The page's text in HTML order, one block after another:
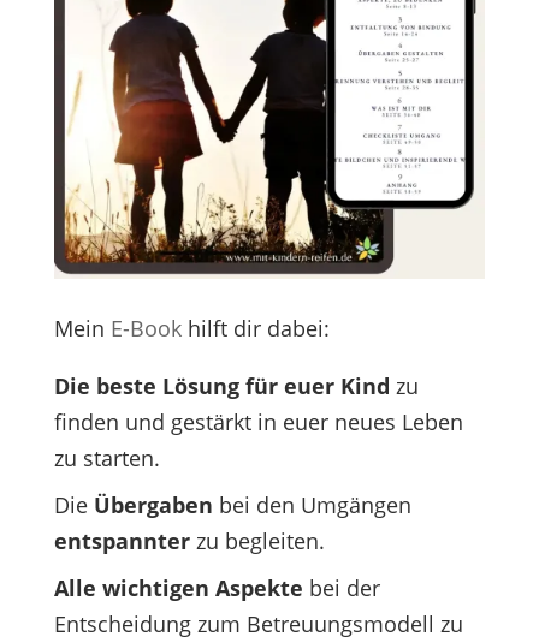
Mein E-Bookhilft dir dabei:
Die beste Lösung für euer Kind zu
finden und gestärkt in euer neues Leben
zu starten.
Die Übergaben bei den Umgängen
entspannterzu begleiten.
Alle wichtigen Aspekte bei der
Entscheidung zum Betreuungsmodell zu